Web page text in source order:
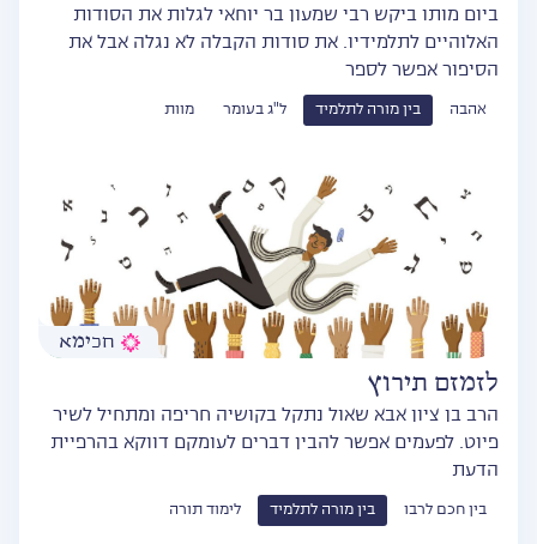
ביום מותו ביקש רבי שמעון בר יוחאי לגלות את הסודות
האלוהיים לתלמידיו. את סודות הקבלה לא נגלה אבל את
הסיפור אפשר לספר
אהבה בין מורה לתלמיד ל"ג בעומר מוות
חכימא
לזמזם תירוץ
הרב בן ציון אבא שאול נתקל בקושיה חריפה ומתחיל לשיר
פיוט. לפעמים אפשר להבין דברים לעומקם דווקא בהרפיית
הדעת
בין חכם לרבו בין מורה לתלמיד לימוד תורה